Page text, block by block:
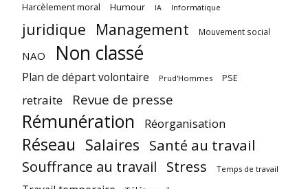
Harcèlement moral Humour IA Informatique
juridique Management Mouvement social
NAO Non classé
Plan de départ volontaire Prud'Hommes PSE
retraite Revue de presse
Rémunération Réorganisation
Réseau Salaires Santé au travail
Souffrance au travail Stress Temps de travail